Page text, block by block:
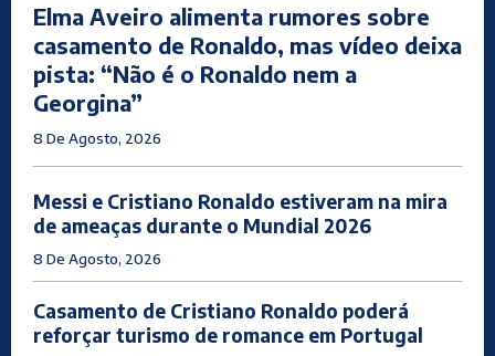
Elma Aveiro alimenta rumores sobre
casamento de Ronaldo, mas vídeo deixa
pista: “Não é o Ronaldo nem a
Georgina”
8 De Agosto, 2026
Messi e Cristiano Ronaldo estiveram na mira
de ameaças durante o Mundial 2026
8 De Agosto, 2026
Casamento de Cristiano Ronaldo poderá
reforçar turismo de romance em Portugal